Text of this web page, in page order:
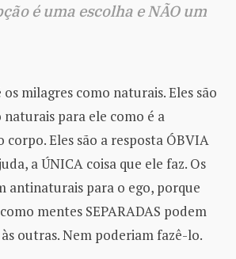
é uma escolha e NÃO um
milagres como naturais. Eles são
para ele como é a
corpo. Eles são a resposta ÓBVIA
a ÚNICA coisa que ele faz. Os
antinaturais para o ego, porque
mentes SEPARADAS podem
outras. Nem poderiam fazê-lo.